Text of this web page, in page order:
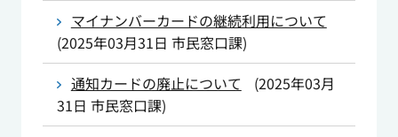
マイナンバーカードの継続利用について
(2025年03月31日 市民窓口課)
通知カードの廃止について
(2025年03月
31日 市民窓口課)